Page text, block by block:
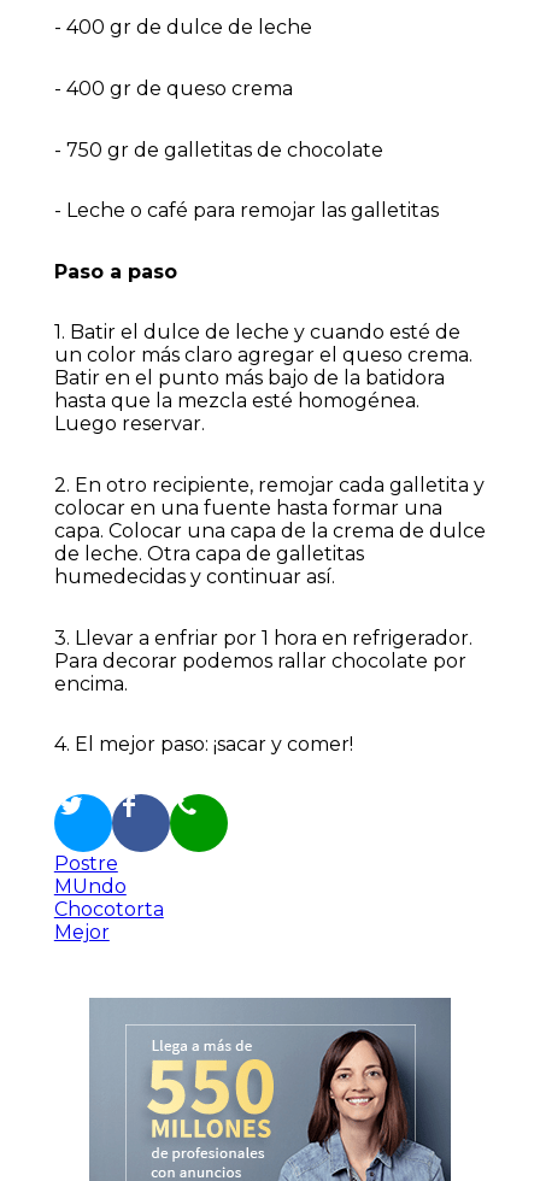
- 400 gr de dulce de leche
- 400 gr de queso crema
- 750 gr de galletitas de chocolate
- Leche o café para remojar las galletitas
Paso a paso
1. Batir el dulce de leche y cuando esté de
un color más claro agregar el queso crema.
Batir en el punto más bajo de la batidora
hasta que la mezcla esté homogénea.
Luego reservar.
2. En otro recipiente, remojar cada galletita y
colocar en una fuente hasta formar una
capa. Colocar una capa de la crema de dulce
de leche. Otra capa de galletitas
humedecidas y continuar así.
3. Llevar a enfriar por 1 hora en refrigerador.
Para decorar podemos rallar chocolate por
encima.
4. El mejor paso: ¡sacar y comer!
Postre
MUndo
Chocotorta
Mejor